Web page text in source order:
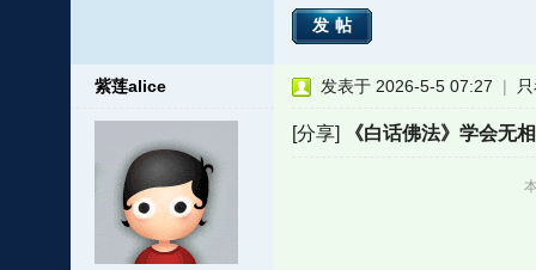
发帖
紫莲alice 发表于 2026-5-5 07:27 |
[分享]《白话佛法》学会无